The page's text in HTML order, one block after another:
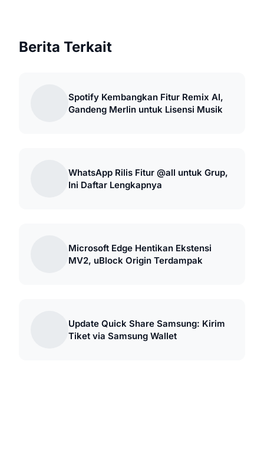
Berita Terkait
Spotify Kembangkan Fitur Remix AI,
Gandeng Merlin untuk Lisensi Musik
WhatsApp Rilis Fitur @all untuk Grup,
Ini Daftar Lengkapnya
Microsoft Edge Hentikan Ekstensi
MV2, uBlock Origin Terdampak
Update Quick Share Samsung: Kirim
Tiket via Samsung Wallet